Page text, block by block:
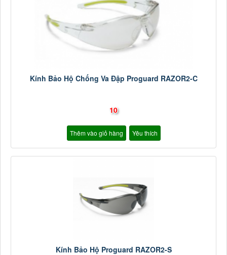
Kính Bảo Hộ Chống Va Đập Proguard RAZOR2-C
10
Thêm vào giỏ hàng Yêu thích
Kính Bảo Hộ Proguard RAZOR2-S